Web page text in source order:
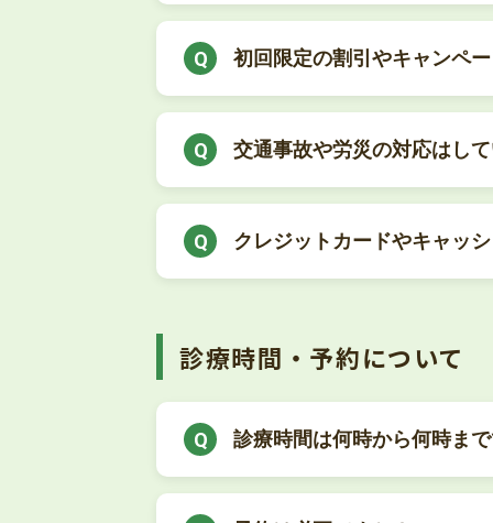
初回限定の割引やキャンペ
交通事故や労災の対応はし
クレジットカードやキャッ
診療時間・予約について
診療時間は何時から何時ま